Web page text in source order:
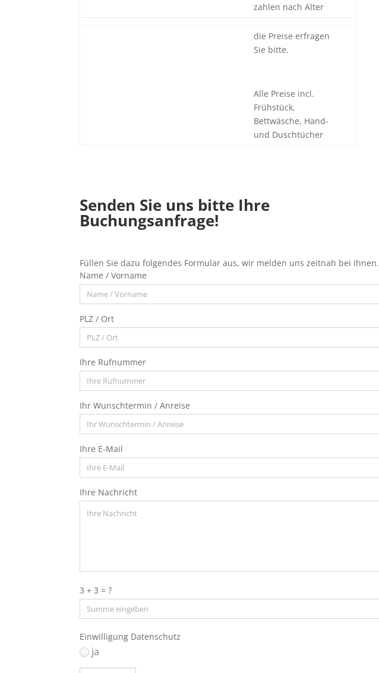
zahlen nach Alter
die Preise erfragen
Sie bitte.
Alle Preise incl.
Frühstück,
Bettwäsche, Hand-
und Duschtücher
Senden Sie uns bitte Ihre
Buchungsanfrage!
Füllen Sie dazu folgendes Formular aus, wir melden uns zeitnah bei Ihnen.
Name / Vorname
PLZ / Ort
Ihre Rufnummer
Ihr Wunschtermin / Anreise
Ihre E-Mail
Ihre Nachricht
3 + 3 = ?
Einwilligung Datenschutz
ja